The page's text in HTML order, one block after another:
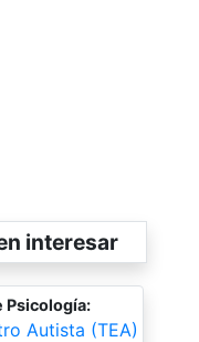
interesar
Psicología:
Autista (TEA)